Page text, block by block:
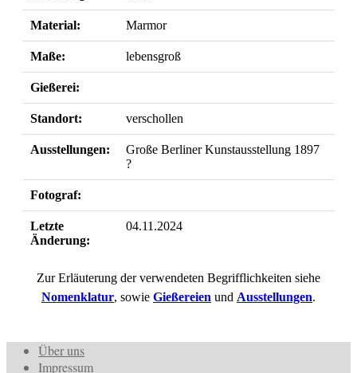
Material: Marmor
Maße: lebensgroß
Gießerei:
Standort: verschollen
Ausstellungen:
Große Berliner Kunstausstellung 1897
?
Fotograf:
Letzte
Änderung:
04.11.2024
Zur Erläuterung der verwendeten Begrifflichkeiten siehe
Nomenklatur, sowie Gießereien und Ausstellungen.
Über uns
Impressum